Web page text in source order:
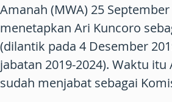
Amanah (MWA) 25
menetapkan Ari Kuncoro
(dilantik pada 4 Desember
jabatan 2019-2024). Waktu itu
sudah menjabat sebagai